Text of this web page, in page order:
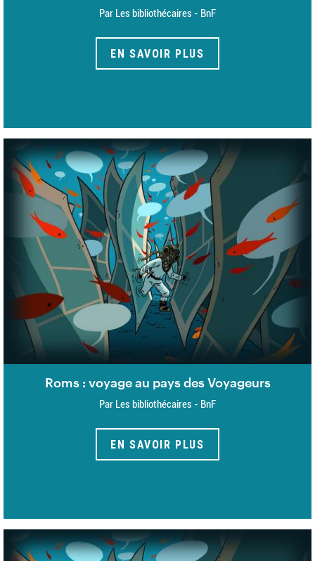
Par Les bibliothécaires - BnF
EN SAVOIR PLUS
Roms : voyage au pays des Voyageurs
Par Les bibliothécaires - BnF
EN SAVOIR PLUS